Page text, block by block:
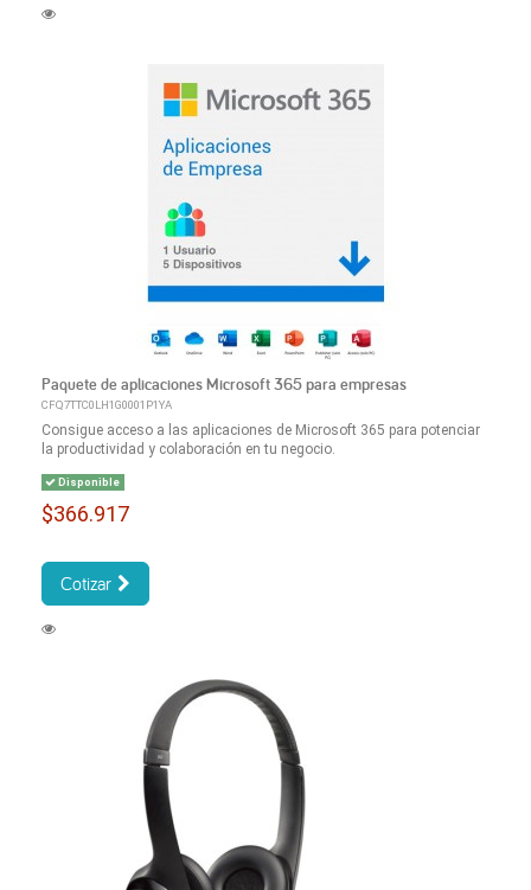
Paquete de aplicaciones Microsoft 365 para empresas
CFQ7TTC0LH1G0001P1YA
Consigue acceso a las aplicaciones de Microsoft 365 para potenciar
la productividad y colaboración en tu negocio.
Disponible
$366.917
Cotizar